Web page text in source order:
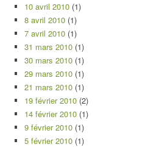
10 avril 2010 (1)
8 avril 2010 (1)
7 avril 2010 (1)
31 mars 2010 (1)
30 mars 2010 (1)
29 mars 2010 (1)
21 mars 2010 (1)
19 février 2010 (2)
14 février 2010 (1)
9 février 2010 (1)
5 février 2010 (1)